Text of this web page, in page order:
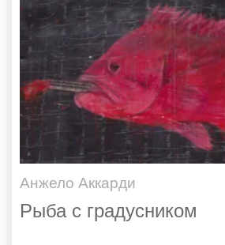
Анжело Аккарди
Рыба с градусником